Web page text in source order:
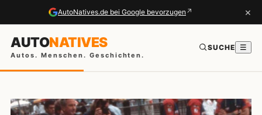
AutoNatives.de bei Google bevorzugen ↗ ×
AUTONATIVES
Autos. Menschen. Geschichten.
SUCHE ☰